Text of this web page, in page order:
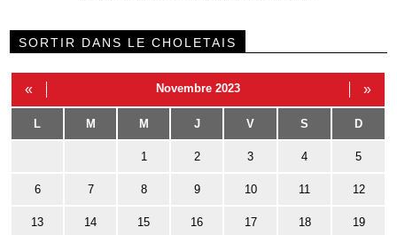
SORTIR DANS LE CHOLETAIS
« Novembre 2023 »
L M M J V S D
1 2 3 4 5
6 7 8 9 10 11 12
13 14 15 16 17 18 19